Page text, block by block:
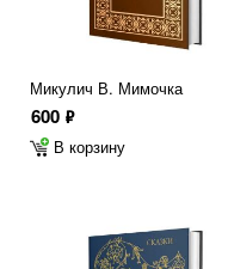
Микулич В. Мимочка
600 ф
В корзину